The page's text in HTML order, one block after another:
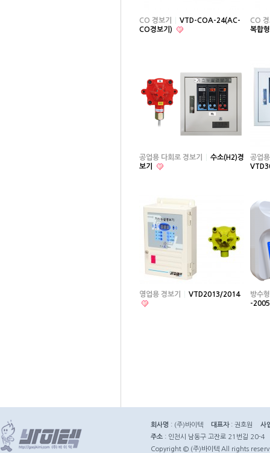
CO 경보기
VTD-COA-24(AC-
CO경보기)
CO
복합
공업용 다회로 경보기
수소(H2)경
보기
공업
영업용 경보기 VTD2013/2014
방수
-
회사명 : (주)바이텍 대표자: 권호원
사
주소 : 인천시 남동구 고잔로 21번길 20-4
Copyright © (주)바이텍 All rights